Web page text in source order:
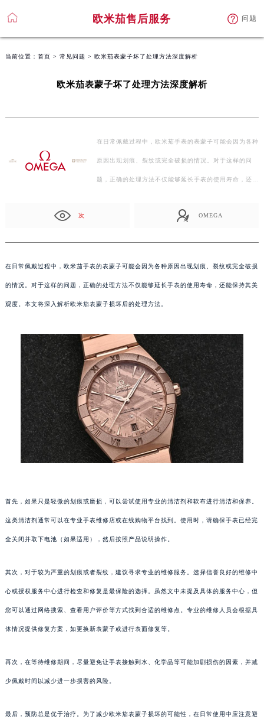
欧米茄售后服务 问题
当前位置： 首页 > 常见问题 > 欧米茄表蒙子坏了处理方法深度解析
欧米茄表蒙子坏了处理方法深度解析
在日常佩戴过程中，欧米茄手表的表蒙子可能会因为各种
原因出现划痕、裂纹或完全破损的情况。对于这样的问
题，正确的处理方法不仅能够延长手表的使用寿命，还
次 OMEGA
在日常佩戴过程中，欧米茄手表的表蒙子可能会因为各种原因出现划痕、裂纹或完全破损
的情况。对于这样的问题，正确的处理方法不仅能够延长手表的使用寿命，还能保持其美
观度。本文将深入解析欧米茄表蒙子损坏后的处理方法。
首先，如果只是轻微的划痕或磨损，可以尝试使用专业的清洁剂和软布进行清洁和保养。
这类清洁剂通常可以在专业手表维修店或在线购物平台找到。使用时，请确保手表已经完
全关闭并取下电池（如果适用），然后按照产品说明操作。
其次，对于较为严重的划痕或者裂纹，建议寻求专业的维修服务。选择信誉良好的维修中
心或授权服务中心进行检查和修复是最保险的选择。虽然文中未提及具体的服务中心，但
您可以通过网络搜索、查看用户评价等方式找到合适的维修点。专业的维修人员会根据具
体情况提供修复方案，如更换新表蒙子或进行表面修复等。
再次，在等待维修期间，尽量避免让手表接触到水、化学品等可能加剧损伤的因素，并减
少佩戴时间以减少进一步损害的风险。
最后，预防总是优于治疗。为了减少欧米茄表蒙子损坏的可能性，在日常使用中应注意避